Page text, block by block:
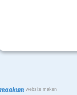
website maken